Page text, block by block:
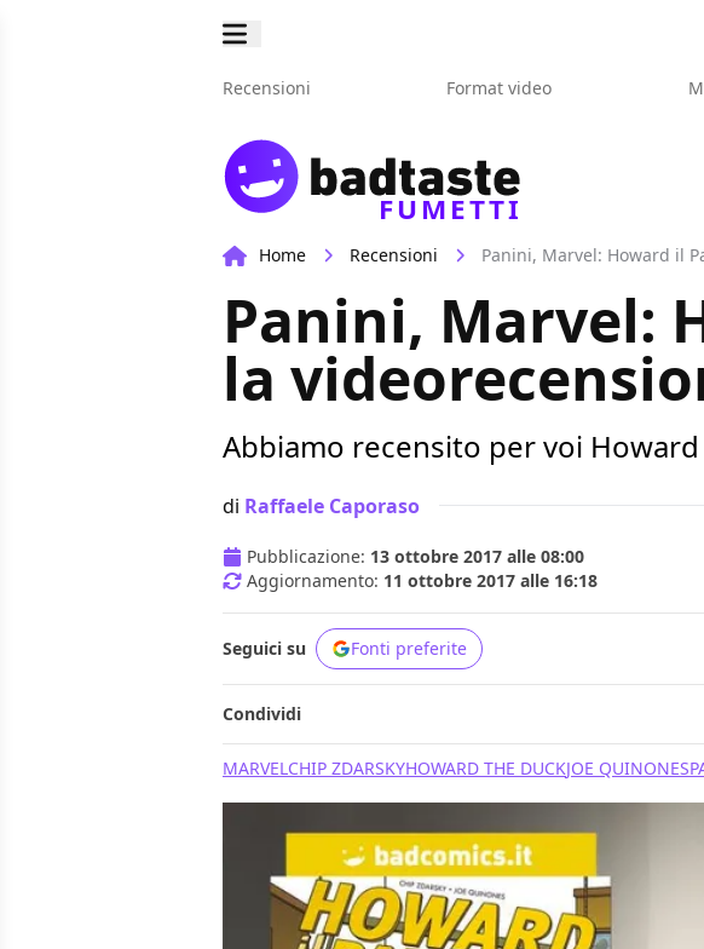
Recensioni Format video
FUMETTI
Home Recensioni Panini, Marvel: Howard il
Panini, Marvel:
la
Abbiamo recensito per voi
di Raffaele Caporaso
Pubblicazione: 13 ottobre 2017 alle 08:00
Aggiornamento: 11 ottobre 2017 alle 16:18
Seguici su Fonti preferite
Condividi
MARVELCHIP ZDARSKYHOWARD THE DUCKJOE QUINONES